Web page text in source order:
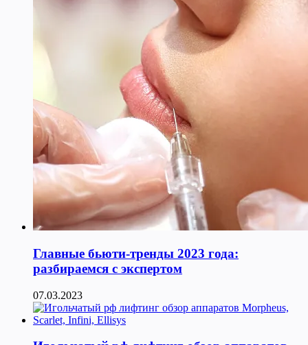
Главные бьюти-тренды 2023 года:
разбираемся с экспертом
07.03.2023